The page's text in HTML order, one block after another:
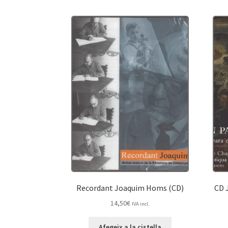
Recordant Joaquim Homs (CD)
14,50€ IVA incl.
CD